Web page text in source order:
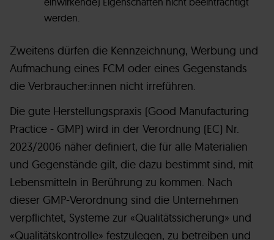
werden.
Zweitens dürfen die Kennzeichnung, Werbung und
Aufmachung eines FCM oder eines Gegenstands
die Verbraucher:innen nicht irreführen.
Die gute Herstellungspraxis (Good Manufacturing
Practice - GMP) wird in der Verordnung (EC) Nr.
2023/2006 näher definiert, die für alle Materialien
und Gegenstände gilt, die dazu bestimmt sind, mit
Lebensmitteln in Berührung zu kommen. Nach
dieser GMP-Verordnung sind die Unternehmen
verpflichtet, Systeme zur «Qualitätssicherung» und
«Qualitätskontrolle» festzulegen, zu betreiben und